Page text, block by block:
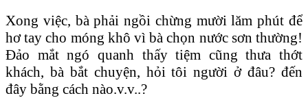
Xong việc, bà phải ngồi chừng mười lăm phút để
hơ tay cho móng khô vì bà chọn nước sơn thường!
Đảo mắt ngó quanh thấy tiệm cũng thưa thớt
khách, bà bắt chuyện, hỏi tôi người ở đâu? đến
đây bằng cách nào.v.v..?